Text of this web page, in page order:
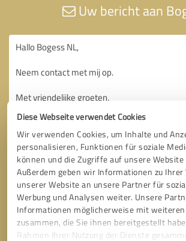
Diese Webseite verwendet Cookies
Wir verwenden Cookies, um Inhalte und
personalisieren, Funktionen für soziale
können und die Zugriffe auf unsere Website
Außerdem geben wir Informationen zu Ihrer
unserer Website an unsere Partner für
Werbung und Analysen weiter. Unsere
Informationen möglicherweise mit weiteren
zusammen, die Sie ihnen bereitgestellt
Rahmen Ihrer Nutzung der Dienste
Uw bericht aan